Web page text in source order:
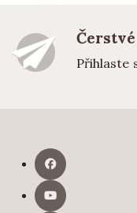
Přihlaste